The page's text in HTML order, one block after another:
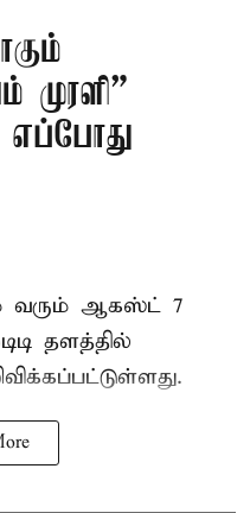
எப்போது
வரும் ஆகஸ்ட் 7
தளத்தில்